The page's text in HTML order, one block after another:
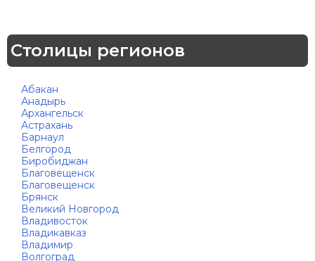
Столицы регионов
Абакан
Анадырь
Архангельск
Астрахань
Барнаул
Белгород
Биробиджан
Благовещенск
Благовещенск
Брянск
Великий Новгород
Владивосток
Владикавказ
Владимир
Волгоград